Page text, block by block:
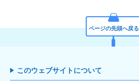
ページの先頭へ戻る
このウェブサイトについて